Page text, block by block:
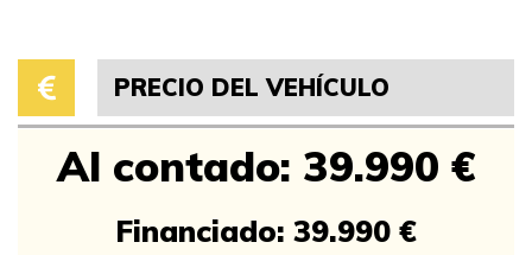
PRECIO DEL VEHÍCULO
Al contado: 39.990 €
Financiado: 39.990 €